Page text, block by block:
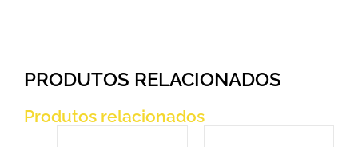
PRODUTOS RELACIONADOS
Produtos relacionados